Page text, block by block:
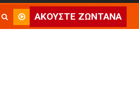
ΑΚΟΎΣΤΕ ΖΩΝΤΑΝΆ